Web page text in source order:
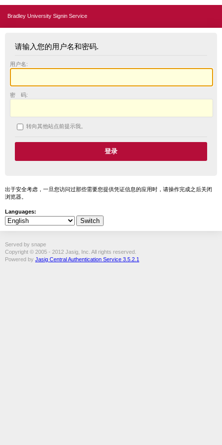
Bradley University Signin Service
请输入您的用户名和密码.
用户名:
密 码:
转向其他站点前提示我。
出于安全考虑，一旦您访问过那些需要您提供凭证信息的应用时，请操作完成之后关闭
浏览器。
Languages:
Served by snape
Copyright © 2005 - 2012 Jasig, Inc. All rights reserved.
Powered by Jasig Central Authentication Service 3.5.2.1